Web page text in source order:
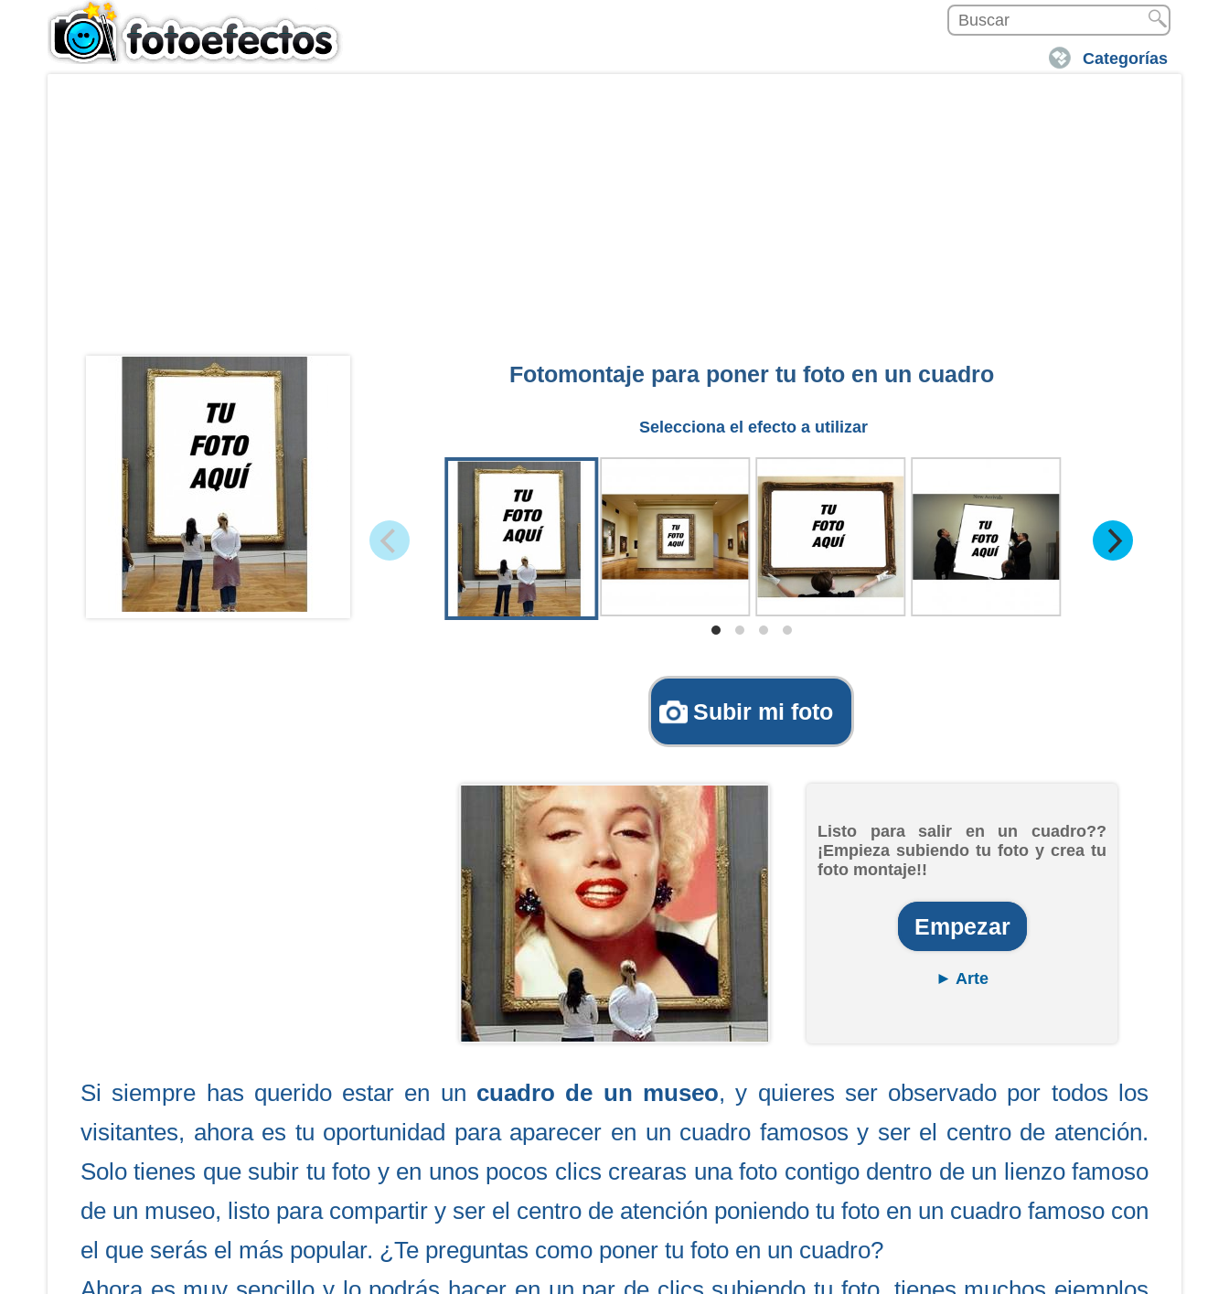
Categorías
Fotomontaje para poner tu foto en un cuadro
Selecciona el efecto a utilizar
Subir mi foto
Listo para salir en un cuadro??
¡Empieza subiendo tu foto y crea tu
foto montaje!!
Empezar
► Arte
Si siempre has querido estar en un cuadro de un museo, y quieres ser observado por todos los
visitantes, ahora es tu oportunidad para aparecer en un cuadro famosos y ser el centro de atención.
Solo tienes que subir tu foto y en unos pocos clics crearas una foto contigo dentro de un lienzo famoso
de un museo, listo para compartir y ser el centro de atención poniendo tu foto en un cuadro famoso con
el que serás el más popular. ¿Te preguntas como poner tu foto en un cuadro?